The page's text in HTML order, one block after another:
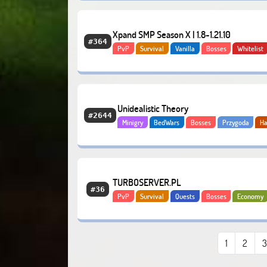
#364
Xpand SMP Season X | 1.8-1.21.10
PvP Survival Vanilla Bosses Whitelist
#2644
Unidealistic Theory
Minigry BedWars Bosses Przygoda
#36
TURBOSERVER.PL
PvP Survival Quests Bosses Economy
1 2 3